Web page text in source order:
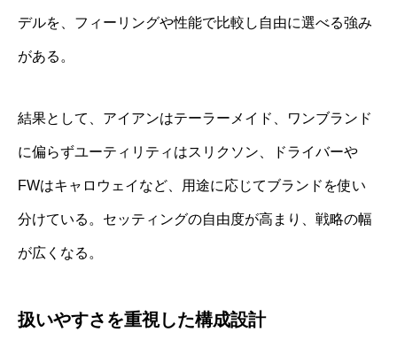
デルを、フィーリングや性能で比較し自由に選べる強み
がある。
結果として、アイアンはテーラーメイド、ワンブランド
に偏らずユーティリティはスリクソン、ドライバーや
FWはキャロウェイなど、用途に応じてブランドを使い
分けている。セッティングの自由度が高まり、戦略の幅
が広くなる。
扱いやすさを重視した構成設計